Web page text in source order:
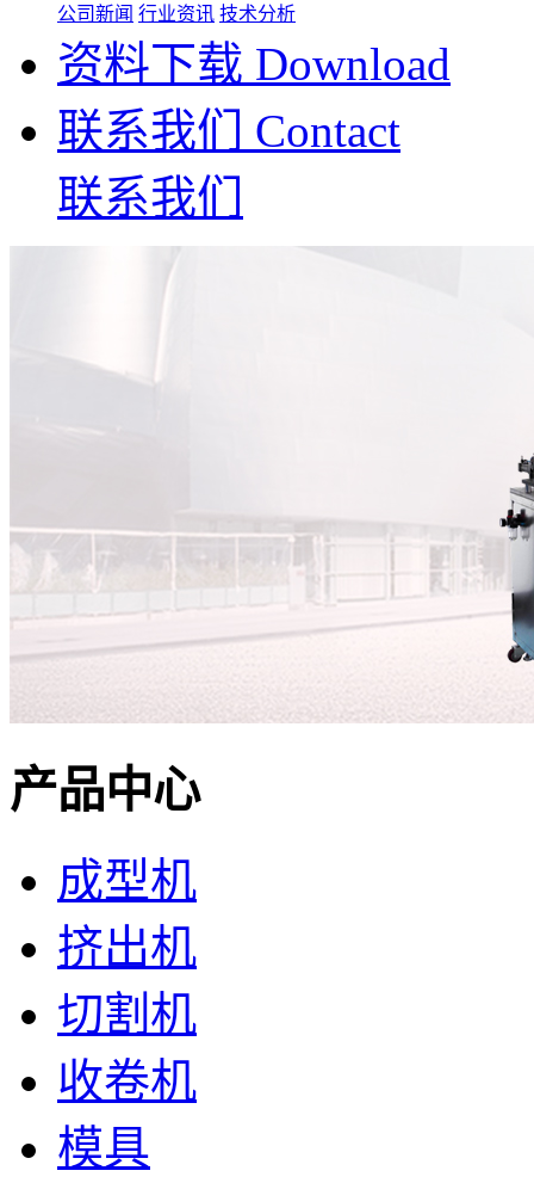
公司新闻 行业资讯 技术分析
资料下载 Download
联系我们
Contact
联系我们
产品中心
成型机
挤出机
切割机
收卷机
模具